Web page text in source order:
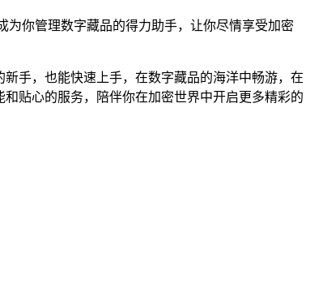
为你管理数字藏品的得力助手，让你尽情享受加密
手，也能快速上手，在数字藏品的海洋中畅游，在
贴心的服务，陪伴你在加密世界中开启更多精彩的